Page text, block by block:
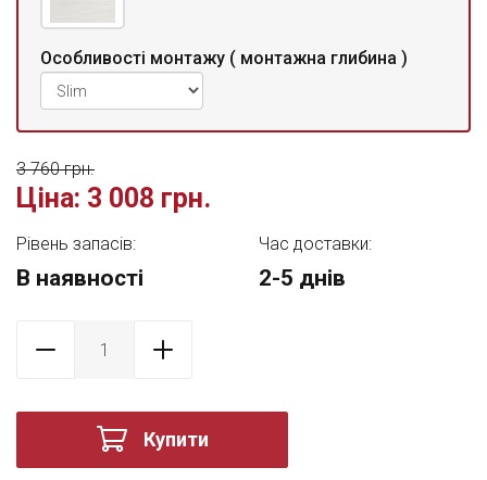
Особливості монтажу ( монтажна глибина )
Ціна: 3 008 грн.
3 760 грн.
Рівень запасів:
В наявності
Час доставки:
2-5 днів
Купити